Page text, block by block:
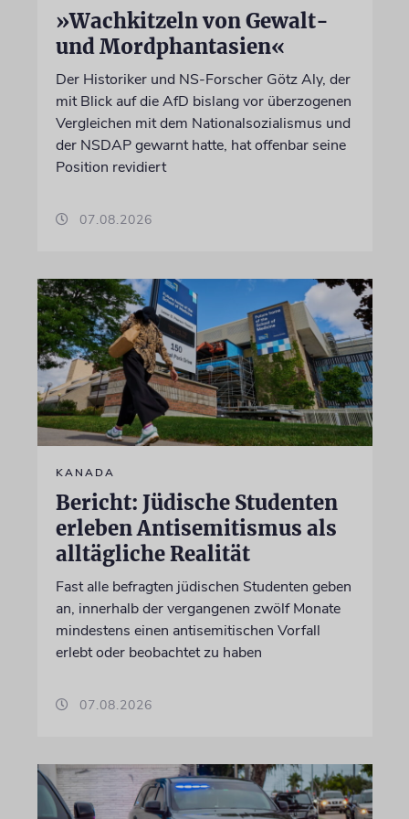
»Wachkitzeln von Gewalt-
und Mordphantasien«
Der Historiker und NS-Forscher Götz Aly, der
mit Blick auf die AfD bislang vor überzogenen
Vergleichen mit dem Nationalsozialismus und
der NSDAP gewarnt hatte, hat offenbar seine
Position revidiert
07.08.2026
KANADA
Bericht: Jüdische Studenten
erleben Antisemitismus als
alltägliche Realität
Fast alle befragten jüdischen Studenten geben
an, innerhalb der vergangenen zwölf Monate
mindestens einen antisemitischen Vorfall
erlebt oder beobachtet zu haben
07.08.2026